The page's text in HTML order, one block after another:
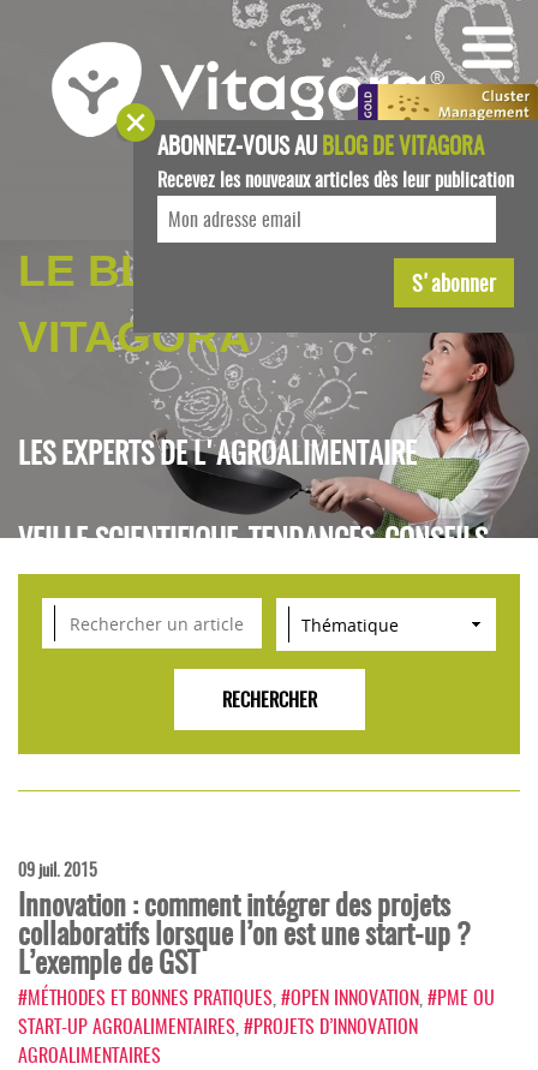
LE BLOG DE
VITAGORA
LES EXPERTS DE L'AGROALIMENTAIRE
VEILLE SCIENTIFIQUE, TENDANCES, CONSEILS
POUR L'INNOVATION AGROALIMENTAIRE
09 juil. 2015
Innovation : comment intégrer des projets
collaboratifs lorsque l’on est une start-up ?
L’exemple de GST
#MÉTHODES ET BONNES PRATIQUES #OPEN INNOVATION #PME OU
START-UP AGROALIMENTAIRES #PROJETS D’INNOVATION
AGROALIMENTAIRES
ABONNEZ-VOUS AUBLOG DE VITAGORA
Recevez les nouveaux articles dès leur publication